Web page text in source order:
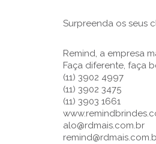
Surpreenda os seus
Remind, a empresa
Faça diferente, faça
(11) 3902 4997
(11) 3902 3475
(11) 3903 1661
alo@rdmais.com.br